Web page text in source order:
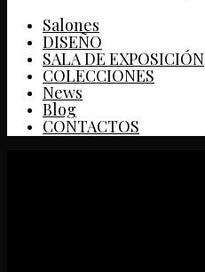
Salones
DISEÑO
SALA DE EXPOSICIÓN
COLECCIONES
News
Blog
CONTACTOS